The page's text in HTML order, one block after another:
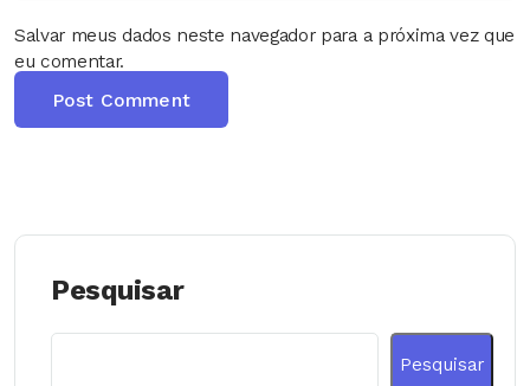
Salvar meus dados neste navegador para a próxima vez que
eu comentar.
Post Comment
Pesquisar
Pesquisar